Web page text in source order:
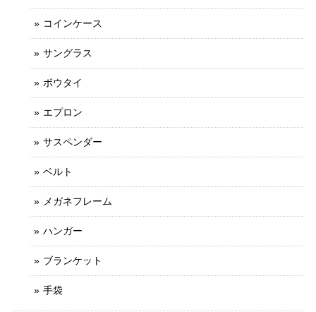
コインケース
サングラス
ボウタイ
エプロン
サスペンダー
ベルト
メガネフレーム
ハンガー
ブランケット
手袋